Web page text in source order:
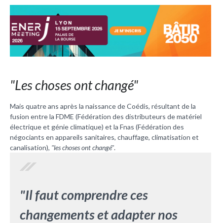
"Les choses ont changé"
Mais quatre ans après la naissance de Coédis, résultant de la
fusion entre la FDME (Fédération des distributeurs de matériel
électrique et génie climatique) et la Fnas (Fédération des
négociants en appareils sanitaires, chauffage, climatisation et
canalisation), "les choses ont changé".
"Il faut comprendre ces
changements et adapter nos